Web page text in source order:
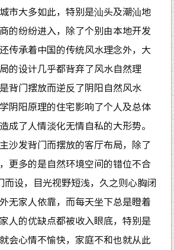
市大多如此，特别是汕头及潮汕地
的纷纷进入，除了个别由本地开发
传承着中国的传统风水理念外，大
的设计几乎都背弃了风水自然理
背门摆放而逆反了阴阳自然风水
阴阳原理的住宅影响了个人及总体
成了人情淡化无情自私的大形势。
沙发背门而摆放的客厅布局，除了
更多的是自然环境空间的错位不合
而设，目光视野短浅，久之则心胸闭
无家人依靠，而每天坐下总是瞪着
人的优缺点都被收入眼底，特别是
会心情不愉快，家庭不和也就从此